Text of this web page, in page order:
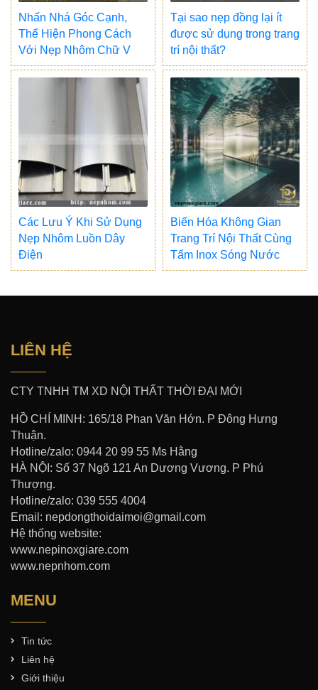
Nhấn Nhá Góc Cạnh,
Thể Hiện Phong Cách
Với Nẹp Nhôm Chữ V
Tại sao nẹp đồng lại ít
được sử dụng trong trang
trí nội thất?
Các Lưu Ý Khi Sử Dụng
Nẹp Nhôm Luồn Dây
Điện
Biến Hóa Không Gian
Trang Trí Nội Thất Cùng
Tấm Inox Sóng Nước
LIÊN HỆ
CTY TNHH TM XD NỘI THẤT THỜI ĐẠI MỚI
HỒ CHÍ MINH: 165/18 Phan Văn Hớn. P Đông Hưng
Thuận.
Hotline/zalo: 0944 20 99 55 Ms Hằng
HÀ NỘI: Số 37 Ngõ 121 An Dương Vương. P Phú
Thượng.
Hotline/zalo: 039 555 4004
Email: nepdongthoidaimoi@gmail.com
Hệ thống website:
www.nepinoxgiare.com
www.nepnhom.com
MENU
Tin tức
Liên hệ
Giới thiệu